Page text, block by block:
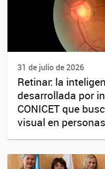
31 de julio de 2026
Retinar: la
desarrollada por
CONICET que
visual en